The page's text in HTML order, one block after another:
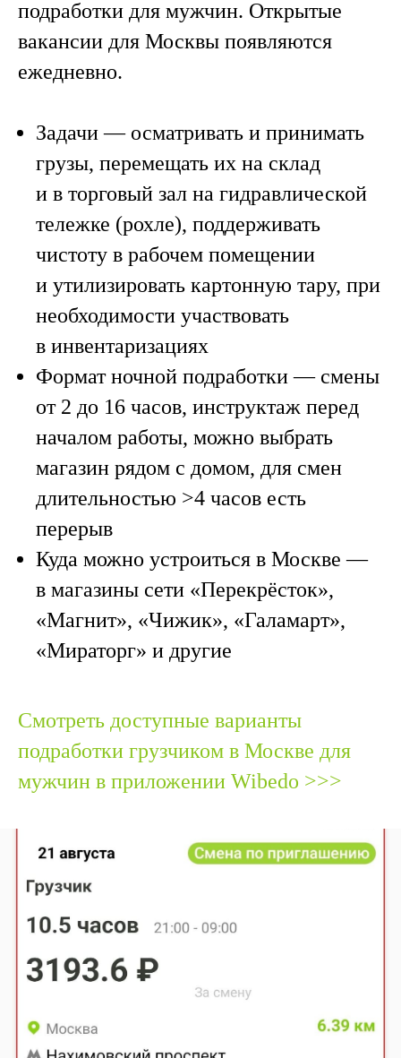
подработки для мужчин. Открытые
вакансии для Москвы появляются
ежедневно.
Задачи— осматривать и принимать
грузы, перемещать их на склад
и в торговый зал на гидравлической
тележке (рохле), поддерживать
чистоту в рабочем помещении
и утилизировать картонную тару, при
необходимости участвовать
в инвентаризациях
Формат ночной подработки— смены
от 2 до 16 часов, инструктаж перед
началом работы, можно выбрать
магазин рядом с домом, для смен
длительностью >4 часов есть
перерыв
Куда можно устроиться в Москве —
в магазины сети «Перекрёсток»,
«Магнит», «Чижик», «Галамарт»,
«Мираторг» и другие
Смотреть доступные варианты
подработки грузчиком в Москве для
мужчин в приложении Wibedo >>>